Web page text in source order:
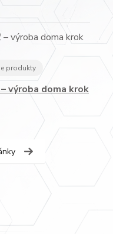
produkty
výroba doma krok